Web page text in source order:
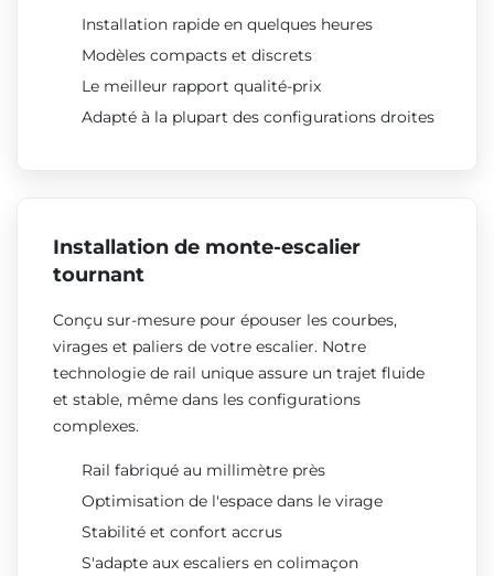
Installation rapide en quelques heures
Modèles compacts et discrets
Le meilleur rapport qualité-prix
Adapté à la plupart des configurations droites
Installation de monte-escalier
tournant
Conçu sur-mesure pour épouser les courbes,
virages et paliers de votre escalier. Notre
technologie de rail unique assure un trajet fluide
et stable, même dans les configurations
complexes.
Rail fabriqué au millimètre près
Optimisation de l'espace dans le virage
Stabilité et confort accrus
S'adapte aux escaliers en colimaçon